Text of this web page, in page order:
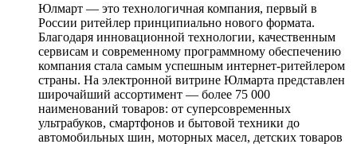
Юлмарт — это технологичная компания, первый в
России ритейлер принципиально нового формата.
Благодаря инновационной технологии, качественным
сервисам и современному программному обеспечению
компания стала самым успешным интернет-ритейлером
страны. На электронной витрине Юлмарта представлен
широчайший ассортимент — более 75 000
наименований товаров: от суперсовременных
ультрабуков, смартфонов и бытовой техники до
автомобильных шин, моторных масел, детских товаров